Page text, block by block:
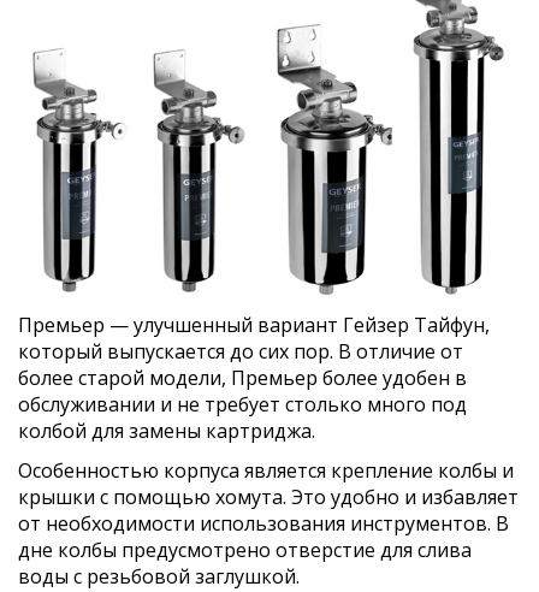
Премьер — улучшенный вариант Гейзер Тайфун,
который выпускается до сих пор. В отличие от
более старой модели, Премьер более удобен в
обслуживании и не требует столько много под
колбой для замены картриджа.
Особенностью корпуса является крепление колбы и
крышки с помощью хомута. Это удобно и избавляет
от необходимости использования инструментов. В
дне колбы предусмотрено отверстие для слива
воды с резьбовой заглушкой.